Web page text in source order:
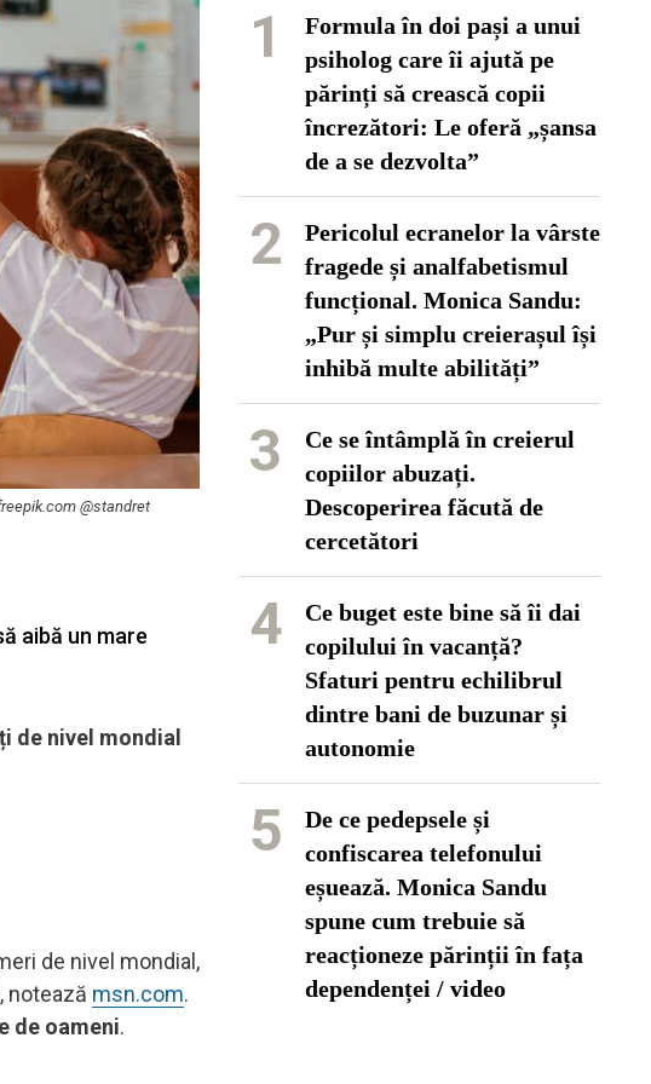
@standret
aibă un mare
de nivel mondial
de nivel mondial,
notează msn.com.
de oameni.
1
Formula în doi pași a unui
psiholog care îi ajută pe
părinți să crească copii
încrezători: Le oferă „șansa
de a se dezvolta”
2
Pericolul ecranelor la vârste
fragede și analfabetismul
funcțional. Monica Sandu:
„Pur și simplu creierașul își
inhibă multe abilități”
3
Ce se întâmplă în creierul
copiilor abuzați.
Descoperirea făcută de
cercetători
4
Ce buget este bine să îi dai
copilului în vacanță?
Sfaturi pentru echilibrul
dintre bani de buzunar și
autonomie
5
De ce pedepsele și
confiscarea telefonului
eșuează. Monica Sandu
spune cum trebuie să
reacționeze părinții în fața
dependenței / video